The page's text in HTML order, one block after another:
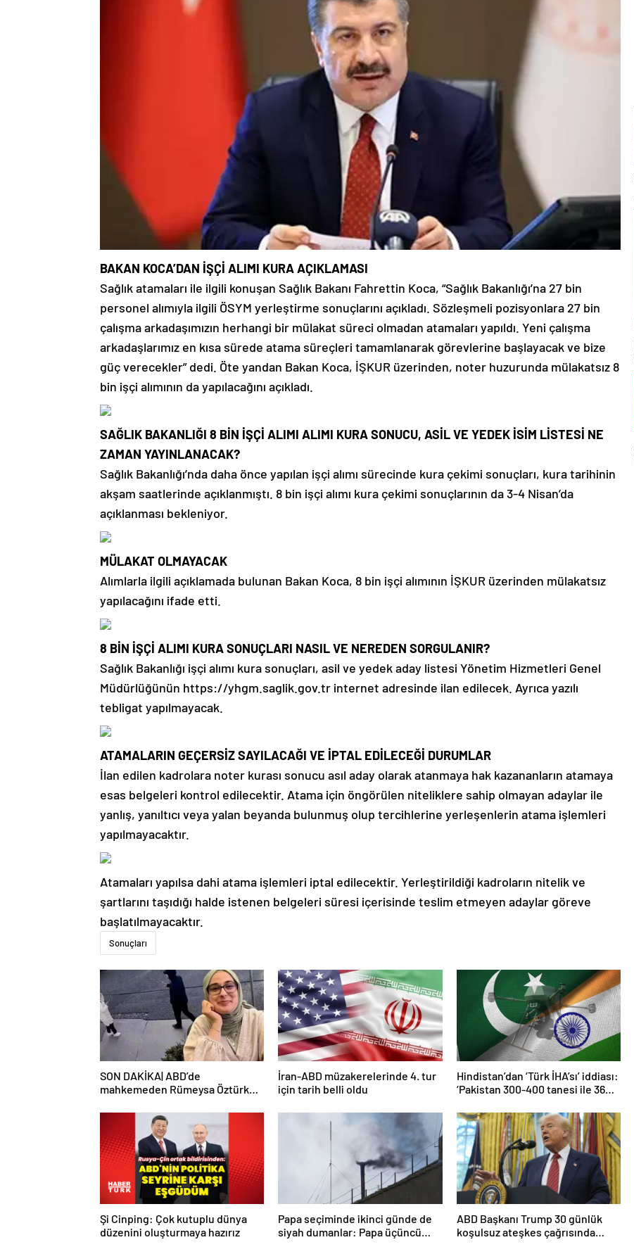
BAKAN KOCA’DAN İŞÇİ ALIMI KURA AÇIKLAMASI
Sağlık atamaları ile ilgili konuşan Sağlık Bakanı Fahrettin Koca, “Sağlık Bakanlığı’na 27 bin
personel alımıyla ilgili ÖSYM yerleştirme sonuçlarını açıkladı. Sözleşmeli pozisyonlara 27 bin
çalışma arkadaşımızın herhangi bir mülakat süreci olmadan atamaları yapıldı. Yeni çalışma
arkadaşlarımız en kısa sürede atama süreçleri tamamlanarak görevlerine başlayacak ve bize
güç verecekler” dedi. Öte yandan Bakan Koca, İŞKUR üzerinden, noter huzurunda mülakatsız 8
bin işçi alımının da yapılacağını açıkladı.
SAĞLIK BAKANLIĞI 8 BİN İŞÇİ ALIMI ALIMI KURA SONUCU, ASİL VE YEDEK İSİM LİSTESİ NE
ZAMAN YAYINLANACAK?
Sağlık Bakanlığı’nda daha önce yapılan işçi alımı sürecinde kura çekimi sonuçları, kura tarihinin
akşam saatlerinde açıklanmıştı. 8 bin işçi alımı kura çekimi sonuçlarının da 3-4 Nisan’da
açıklanması bekleniyor.
MÜLAKAT OLMAYACAK
Alımlarla ilgili açıklamada bulunan Bakan Koca, 8 bin işçi alımının İŞKUR üzerinden mülakatsız
yapılacağını ifade etti.
8 BİN İŞÇİ ALIMI KURA SONUÇLARI NASIL VE NEREDEN SORGULANIR?
Sağlık Bakanlığı işçi alımı kura sonuçları, asil ve yedek aday listesi Yönetim Hizmetleri Genel
Müdürlüğünün https://yhgm.saglik.gov.tr internet adresinde ilan edilecek. Ayrıca yazılı
tebligat yapılmayacak.
ATAMALARIN GEÇERSİZ SAYILACAĞI VE İPTAL EDİLECEĞİ DURUMLAR
İlan edilen kadrolara noter kurası sonucu asıl aday olarak atanmaya hak kazananların atamaya
esas belgeleri kontrol edilecektir. Atama için öngörülen niteliklere sahip olmayan adaylar ile
yanlış, yanıltıcı veya yalan beyanda bulunmuş olup tercihlerine yerleşenlerin atama işlemleri
yapılmayacaktır.
Atamaları yapılsa dahi atama işlemleri iptal edilecektir. Yerleştirildiği kadroların nitelik ve
şartlarını taşıdığı halde istenen belgeleri süresi içerisinde teslim etmeyen adaylar göreve
başlatılmayacaktır.
Sonuçları
SON DAKİKA| ABD’de
mahkemeden Rümeysa Öztürk
İran-ABD müzakerelerinde 4. tur
için tarih belli oldu
Hindistan’dan ‘Türk İHA’sı’ iddiası:
‘Pakistan 300-400 tanesi ile 36
Şi Cinping: Çok kutuplu dünya
düzenini oluşturmaya hazırız
Papa seçiminde ikinci günde de
siyah dumanlar: Papa üçüncü
ABD Başkanı Trump 30 günlük
koşulsuz ateşkes çağrısında